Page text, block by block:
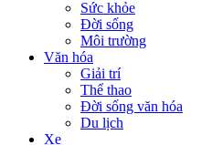
Sức khỏe
Đời sống
Môi trường
Văn hóa
Giải trí
Thể thao
Đời sống văn hóa
Du lịch
Xe